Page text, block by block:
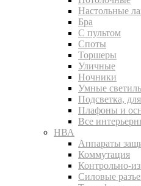
Настольные
Бра
С пультом
Споты
Торшеры
Уличные
Ночники
Умные
Подсветка,
Плафоны и
Все
НВА
Аппараты
Коммутация
Контрольно-
Силовые